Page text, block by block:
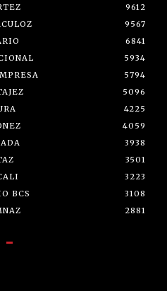
9612
9567
6841
5934
5794
5096
4225
4059
3938
3501
3223
BCS
3108
2881
-